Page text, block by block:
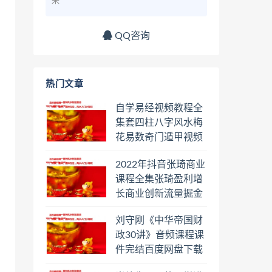
QQ咨询
热门文章
自学易经视频教程全
集套四柱八字风水梅
花易数奇门遁甲视频
日罗盘教程百度云网
盘会员
2022年抖音张琦商业
课程全集张琦盈利增
长商业创新流量掘金
盘下载学习
刘守刚《中华帝国财
政30讲》音频课程课
件完结百度网盘下载